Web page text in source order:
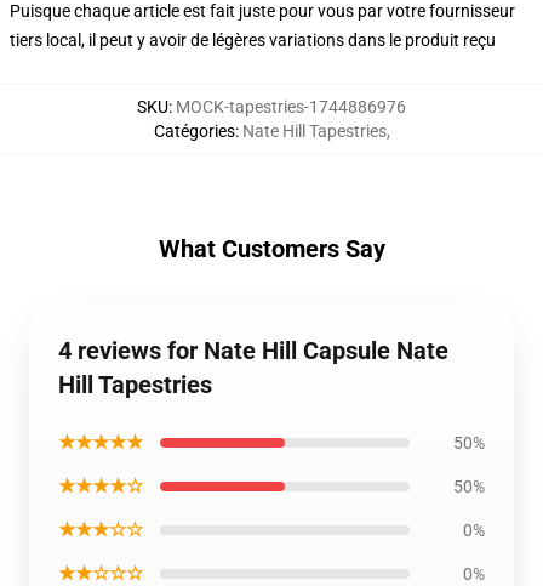
Puisque chaque article est fait juste pour vous par votre fournisseur
tiers local, il peut y avoir de légères variations dans le produit reçu
SKU: MOCK-tapestries-1744886976
Catégories: Nate Hill Tapestries,
What Customers Say
4 reviews for Nate Hill Capsule Nate
Hill Tapestries
★★★★★ 50%
★★★★☆ 50%
★★★☆☆ 0%
★★☆☆☆ 0%